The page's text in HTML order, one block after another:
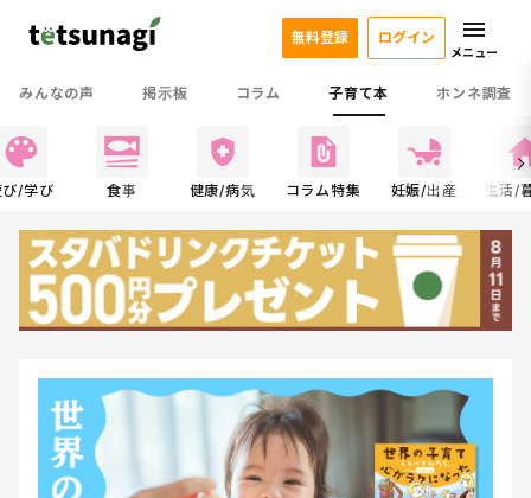
みんなの声 掲示板 コラム 子育て本 ホンネ調査
無料登録 ログイン
メニュー
び/学び 食事 健康/病気 コラム特集 妊娠/出産 生活/